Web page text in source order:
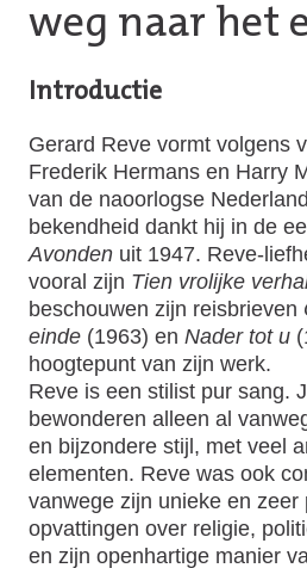
weg naar het
Introductie
Gerard Reve vormt volgens
Frederik Hermans en Harry
van de naoorlogse
bekendheid dankt hij in de
Avonden uit 1947. Reve-
vooral zijn Tien vrolijke
beschouwen zijn reisbrieven
einde (1963) en Nader tot u
hoogtepunt van zijn werk.
Reve is een stilist pur sang.
bewonderen alleen al
en bijzondere stijl, met veel
elementen. Reve was ook
vanwege zijn unieke en zeer
opvattingen over religie,
en zijn openhartige manier